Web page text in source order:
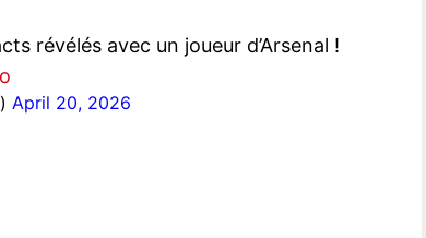
révélés avec un joueur d’Arsenal !
April 20, 2026